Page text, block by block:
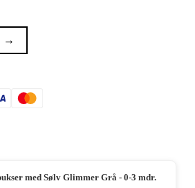
→
med Sølv Glimmer Grå - 0-3 mdr.